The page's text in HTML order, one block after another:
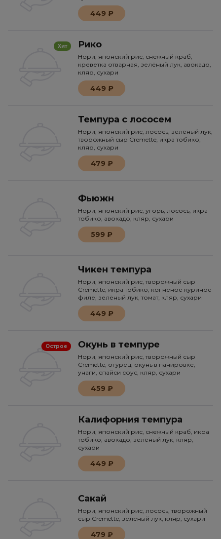
449 ₽
Хит Рико
Нори, японский рис, снежный краб,
креветка отварная, зелёный лук, авокадо,
кляр, сухари
449 ₽
Темпура с лососем
Нори, японский рис, лосось, зелёный лук,
творожный сыр Cremette, икра тобико,
кляр, сухари
479 ₽
Фьюжн
Нори, японский рис, угорь, лосось, икра
тобико, авокадо, кляр, сухари
599 ₽
Чикен темпура
Нори, японский рис, творожный сыр
Cremette, икра тобико, копчёное куриное
филе, зелёный лук, томат, кляр, сухари
449 ₽
Острое Окунь в темпуре
Нори, японский рис, творожный сыр
Cremette, огурец, окунь в панировке,
унаги, спайси соус, кляр, сухари
459 ₽
Калифорния темпура
Нори, японский рис, снежный краб, икра
тобико, авокадо, зелёный лук, кляр,
сухари
449 ₽
Сакай
Нори, японский рис, лосось, творожный
сыр Cremette, зеленый лук, кляр, сухари
479 ₽